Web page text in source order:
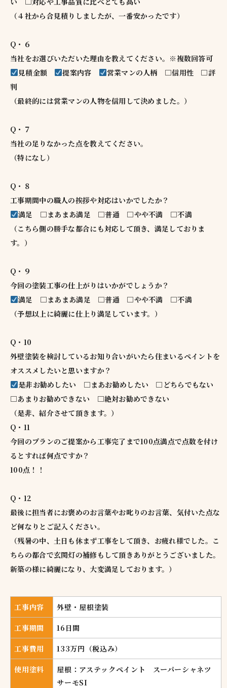
（４社から合見積りしましたが、一番安かったです）
Q・６
当社をお選びいただいた理由を教えてください。※複数回答可
見積金額
提案内容
営業マンの人柄 □信用性 □評
判
（最終的には営業マンの人物を信用して決めました。）
Q・７
当社の足りなかった点を教えてください。
（特になし）
Q・８
工事期間中の職人の挨拶や対応はいかでしたか？
満足 □まあまあ満足 □普通 □やや不満 □不満
（こちら側の勝手な都合にも対応して頂き、満足しておりま
す。）
Q・９
今回の塗装工事の仕上がりはいかがでしょうか？
満足 □まあまあ満足 □普通 □やや不満 □不満
（予想以上に綺麗に仕上り満足しています。）
Q・10
外壁塗装を検討しているお知り合いがいたら住まいるペイントを
オススメしたいと思いますか？
是非お勧めしたい □まあお勧めしたい □どちらでもない
□あまりお勧めできない □絶対お勧めできない
（是非、紹介させて頂きます。）
Q・11
今回のプランのご提案から工事完了まで100点満点で点数を付け
るとすれば何点ですか？
100点！！
Q・12
最後に担当者にお褒めのお言葉やお叱りのお言葉、気付いた点な
ど何なりとご記入ください。
（残暑の中、土日も休まず工事をして頂き、お疲れ様でした。こ
ちらの都合で玄関灯の補修もして頂きありがとうございました。
新築の様に綺麗になり、大変満足しております。）
工事内容 外壁・屋根塗装
工事期間 16日間
工事費用 133万円（税込み）
使用塗料
屋根：アステックペイント スーパーシャネツ
サーモSI